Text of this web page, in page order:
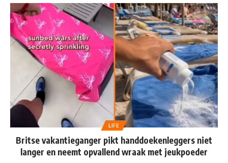
LIFE
Britse vakantieganger pikt handdoekenleggers niet
langer en neemt opvallend wraak met jeukpoeder